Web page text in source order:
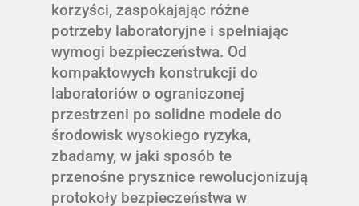
korzyści, zaspokajając różne
potrzeby laboratoryjne i spełniając
wymogi bezpieczeństwa. Od
kompaktowych konstrukcji do
laboratoriów o ograniczonej
przestrzeni po solidne modele do
środowisk wysokiego ryzyka,
zbadamy, w jaki sposób te
przenośne prysznice rewolucjonizują
protokoły bezpieczeństwa w